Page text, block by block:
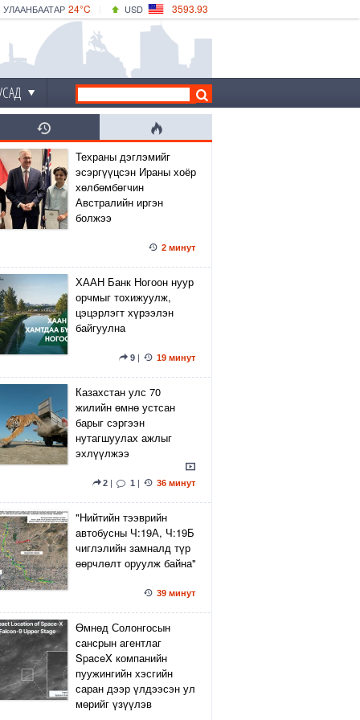
24°C
УЛААНБААТАР
28°C
ДАРХАН
24°C
ЭРДЭНЭТ
USD 3593.93
4149.01
Техраны дэглэмийг
эсэргүүцсэн Ираны хоёр
хөлбөмбөгчин
Австралийн иргэн
болжээ
2 минут
ХААН Банк Ногоон нуур
орчмыг тохижуулж,
цэцэрлэгт хүрээлэн
байгуулна
9| 19 минут
Казахстан улс 70
жилийн өмнө устсан
барыг сэргээн
нутагшуулах ажлыг
эхлүүлжээ
2 | 1 | 36 минут
"Нийтийн тээврийн
автобусны Ч:19А, Ч:19Б
чиглэлийн замналд түр
өөрчлөлт оруулж байна"
39 минут
Өмнөд Солонгосын
сансрын агентлаг
SpaceX компанийн
пуужингийн хэсгийн
саран дээр үлдээсэн ул
мөрийг үзүүлэв